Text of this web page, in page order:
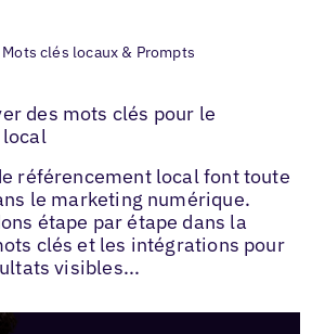
Mots clés locaux & Prompts
des mots clés pour le
référencement local font toute
le marketing numérique.
étape par étape dans la
clés et les intégrations pour
visibles...